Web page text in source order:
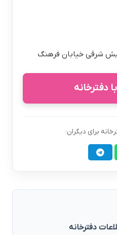
شرقي خيابان فرهنگ
دفترخانه
برای دیگران:
دفترخانه